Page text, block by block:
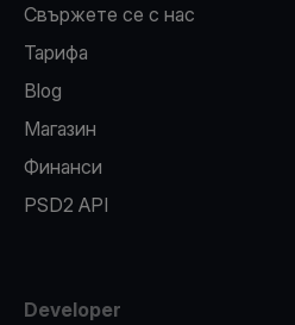
Свържете се с нас
Тарифа
Blog
Магазин
Финанси
PSD2 API
Developer